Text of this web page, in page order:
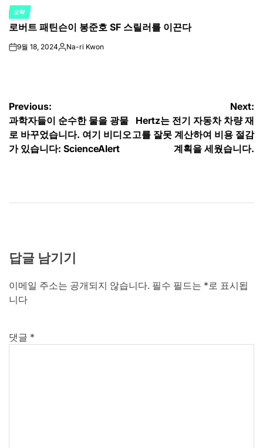
POSTED
IN
오락
로버트 패틴슨이 봉준호 SF 스릴러를 이끈다
on9월 18, 2024Posted
Na-ri Kwon
글
탐
색
Previous:
과학자들이 순수한 물을 광물
로 바꾸었습니다. 여기 비디오
가 있습니다: ScienceAlert
Next:
Hertz는 전기 자동차 차량 재
고를 잘못 계산하여 비용 절감
계획을 세웠습니다.
답글 남기기
이메일 주소는 공개되지 않습니다. 필수 필드는 *로 표시됩
니다
댓글 *